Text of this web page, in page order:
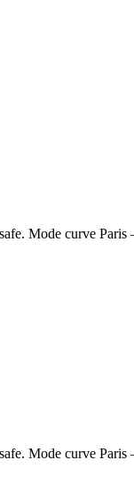
Mode curve
Mode curve